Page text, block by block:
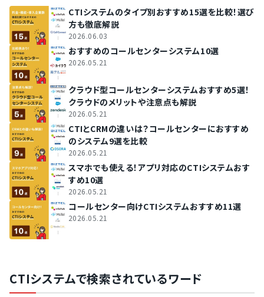
CTIシステムのタイプ別おすすめ15選を比較！選び
方も徹底解説
2026.06.03
おすすめのコールセンターシステム10選
2026.05.21
クラウド型コールセンターシステムおすすめ5選！
クラウドのメリットや注意点も解説
2026.05.21
CTIとCRMの違いは？コールセンターにおすすめ
のシステム9選を比較
2026.05.21
スマホでも使える！アプリ対応のCTIシステムおす
すめ10選
2026.05.21
コールセンター向けCTIシステムおすすめ11選
2026.05.21
CTIシステムで検索されているワード